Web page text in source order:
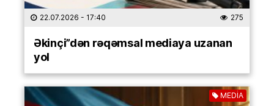
22.07.2026 - 17:40 275
Əkinçi”dən rəqəmsal mediaya uzanan
yol
MEDİA